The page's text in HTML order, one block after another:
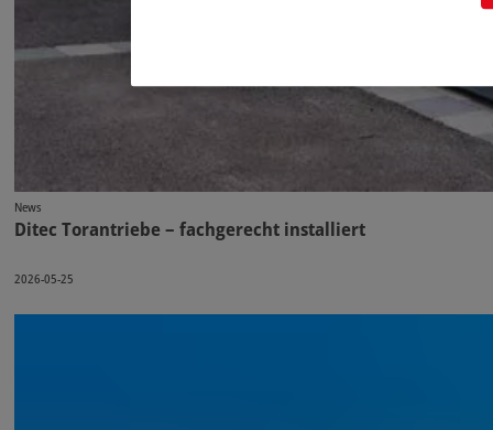
News
Ditec Torantriebe – fachgerecht installiert
2026-05-25